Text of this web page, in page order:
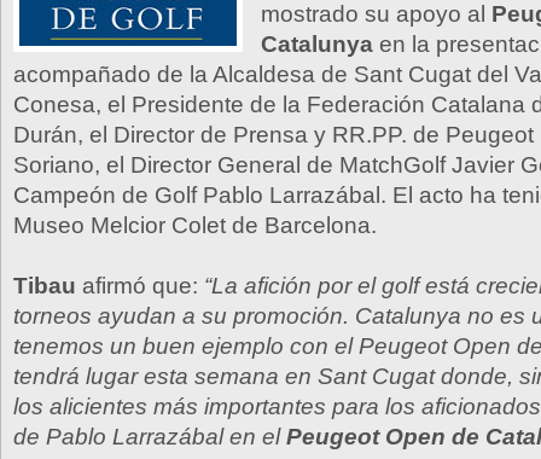
mostrado su apoyo al
Catalunya en la
acompañado de la Alcaldesa de Sant Cugat del
Conesa, el Presidente de la Federación Catalana
Durán, el Director de Prensa y RR.PP. de
Soriano, el Director General de MatchGolf Javier
Campeón de Golf Pablo Larrazábal. El acto ha
Museo Melcior Colet de Barcelona.
Tibau afirmó que: “La afición por el golf está
torneos ayudan a su promoción. Catalunya no es
tenemos un buen ejemplo con el Peugeot Open
tendrá lugar esta semana en Sant Cugat donde,
los alicientes más importantes para los
de Pablo Larrazábal en elPeugeot Open de